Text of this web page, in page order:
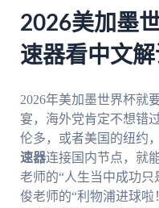
2026美加墨
速器看中文
2026年美加墨世界杯就
宴，海外党肯定不想错
伦多，或者美国的纽约
速器连接国内节点，就
老师的“人生当中成功
俊老师的“利物浦进球